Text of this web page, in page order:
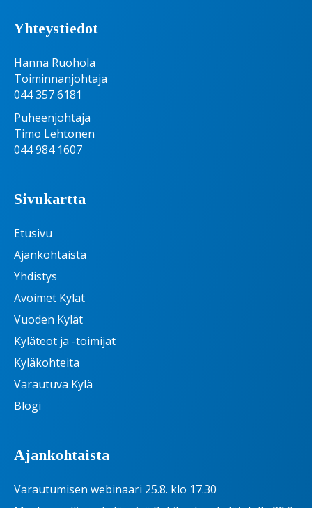
Yhteystiedot
Hanna Ruohola
Toiminnanjohtaja
044 357 6181
Puheenjohtaja
Timo Lehtonen
044 984 1607
Sivukartta
Etusivu
Ajankohtaista
Yhdistys
Avoimet Kylät
Vuoden Kylät
Kyläteot ja -toimijat
Kyläkohteita
Varautuva Kylä
Blogi
Ajankohtaista
Varautumisen webinaari 25.8. klo 17.30